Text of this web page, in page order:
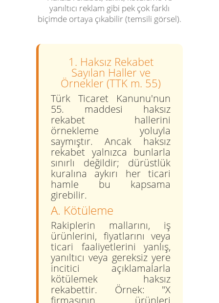
yanıltıcı reklam gibi pek çok farklı
biçimde ortaya çıkabilir (temsili görsel).
1. Haksız Rekabet
Sayılan Haller ve
Örnekler (TTK m. 55)
Türk Ticaret Kanunu'nun
55. maddesi haksız
rekabet hallerini
örnekleme yoluyla
saymıştır. Ancak haksız
rekabet yalnızca bunlarla
sınırlı değildir; dürüstlük
kuralına aykırı her ticari
hamle bu kapsama
girebilir.
A. Kötüleme
Rakiplerin mallarını, iş
ürünlerini, fiyatlarını veya
ticari faaliyetlerini yanlış,
yanıltıcı veya gereksiz yere
incitici açıklamalarla
kötülemek haksız
rekabettir. Örnek: "X
firmasının ürünleri